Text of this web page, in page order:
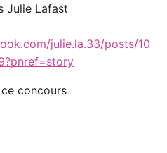
Julie Lafast
julie.la.33/posts/10
concours